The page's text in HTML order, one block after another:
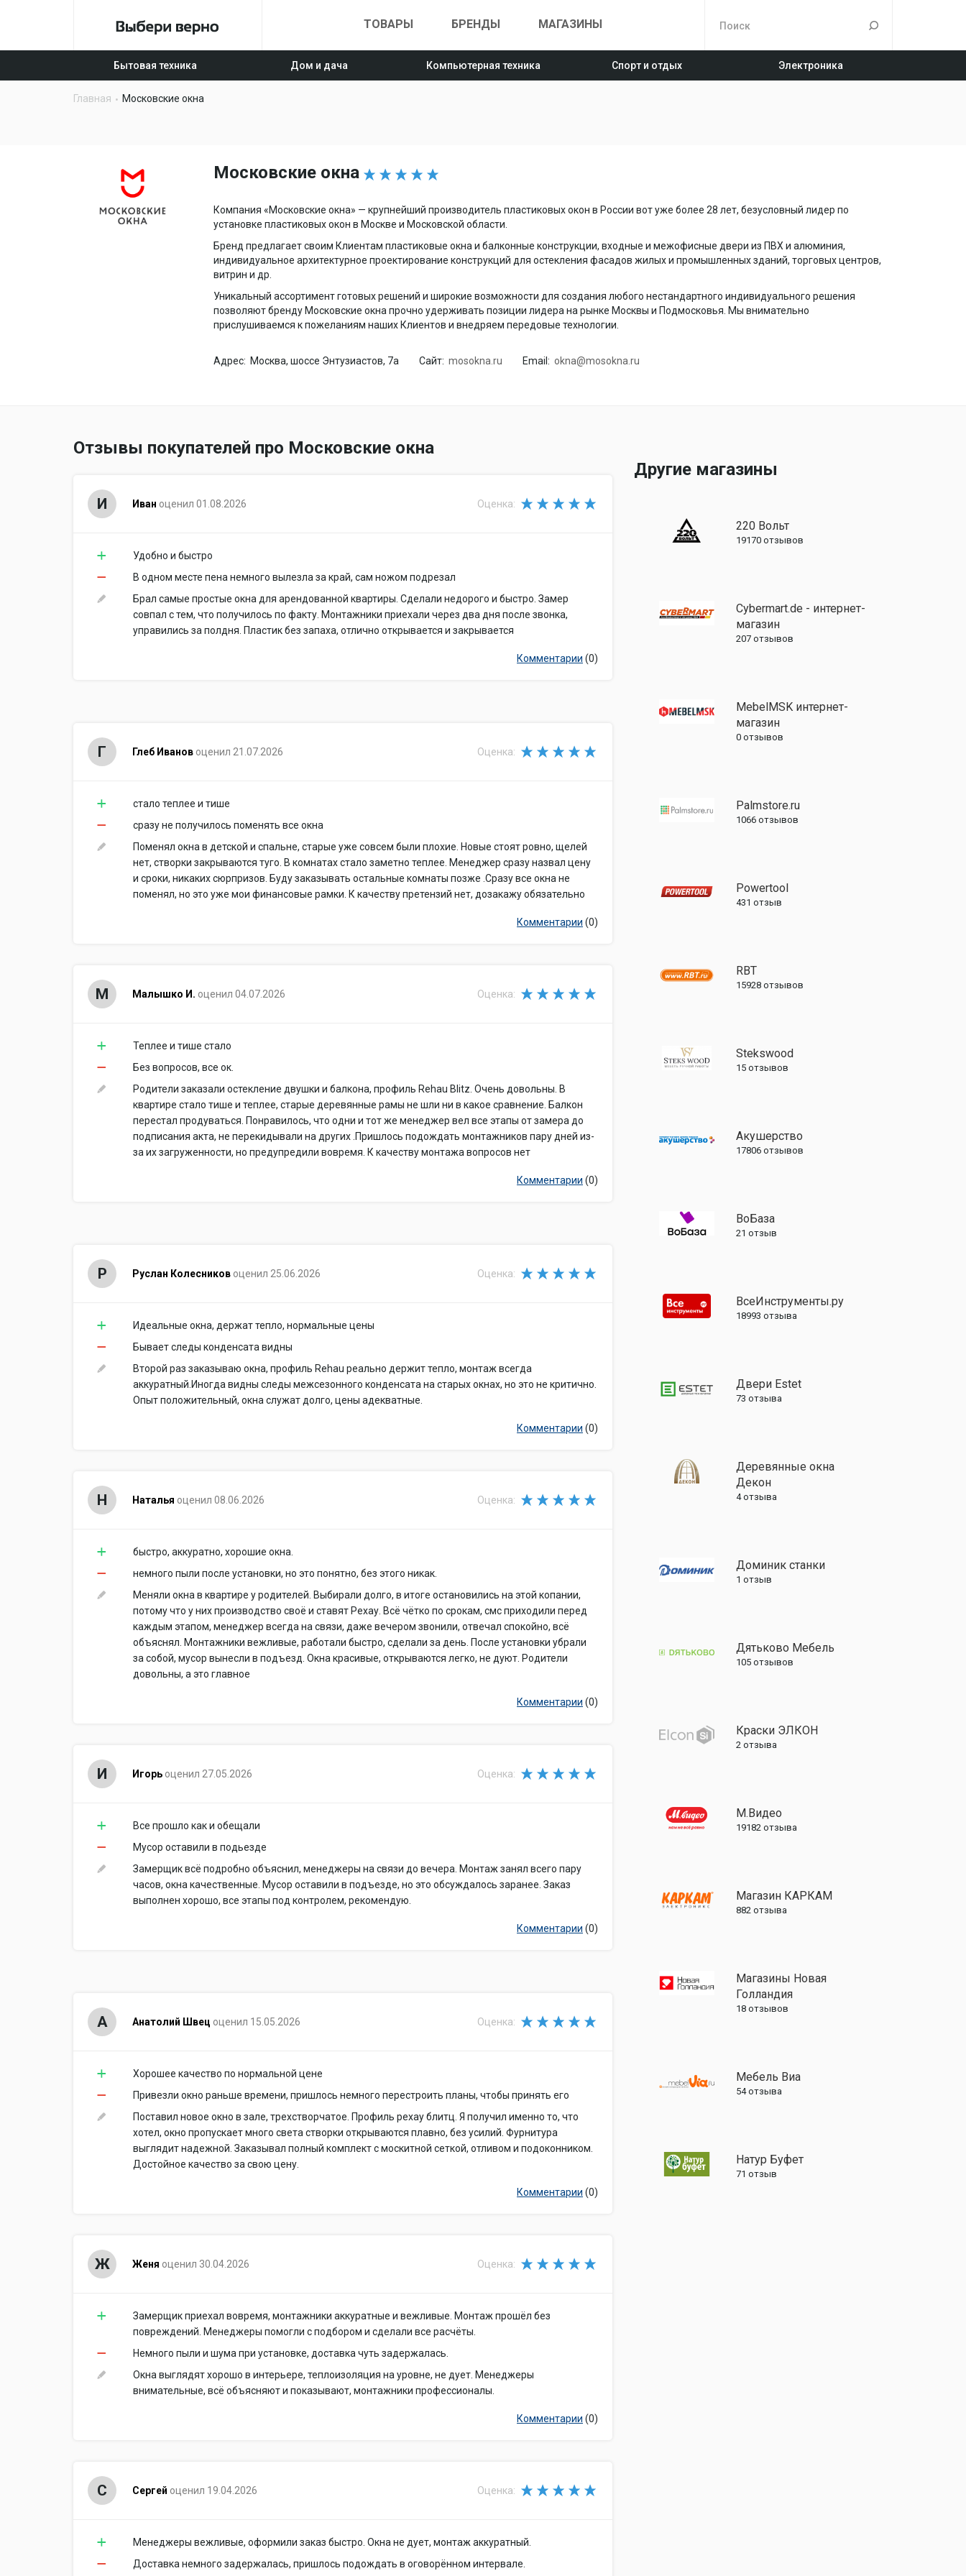
ТОВАРЫ БРЕНДЫ МАГАЗИНЫ
Бытовая техника Дом и дача Компьютерная техника Спорт и отдых Электроника
Главная Московские окна
Московские окна
Компания «Московские окна» — крупнейший производитель пластиковых окон в России вот уже более 28 лет, безусловный лидер по
установке пластиковых окон в Москве и Московской области.
Бренд предлагает своим Клиентам пластиковые окна и балконные конструкции, входные и межофисные двери из ПВХ и алюминия,
индивидуальное архитектурное проектирование конструкций для остекления фасадов жилых и промышленных зданий, торговых центров,
витрин и др.
Уникальный ассортимент готовых решений и широкие возможности для создания любого нестандартного индивидуального решения
позволяют бренду Московские окна прочно удерживать позиции лидера на рынке Москвы и Подмосковья. Мы внимательно
прислушиваемся к пожеланиям наших Клиентов и внедряем передовые технологии.
Адрес: Москва, шоссе Энтузиастов, 7а Сайт: mosokna.ru Email: okna@mosokna.ru
Отзывы покупателей про Московские окна
И Иван оценил 01.08.2026 Оценка:
Удобно и быстро
В одном месте пена немного вылезла за край, сам ножом подрезал
Брал самые простые окна для арендованной квартиры. Сделали недорого и быстро. Замер
совпал с тем, что получилось по факту. Монтажники приехали через два дня после звонка,
управились за полдня. Пластик без запаха, отлично открывается и закрывается
Комментарии (0)
Г Глеб Иванов оценил 21.07.2026 Оценка:
стало теплее и тише
сразу не получилось поменять все окна
Поменял окна в детской и спальне, старые уже совсем были плохие. Новые стоят ровно, щелей
нет, створки закрываются туго. В комнатах стало заметно теплее. Менеджер сразу назвал цену
и сроки, никаких сюрпризов. Буду заказывать остальные комнаты позже .Сразу все окна не
поменял, но это уже мои финансовые рамки. К качеству претензий нет, дозакажу обязательно
Комментарии (0)
М Малышко И. оценил 04.07.2026 Оценка:
Теплее и тише стало
Без вопросов, все ок.
Родители заказали остекление двушки и балкона, профиль Rehau Blitz. Очень довольны. В
квартире стало тише и теплее, старые деревянные рамы не шли ни в какое сравнение. Балкон
перестал продуваться. Понравилось, что одни и тот же менеджер вел все этапы от замера до
подписания акта, не перекидывали на других .Пришлось подождать монтажников пару дней из-
за их загруженности, но предупредили вовремя. К качеству монтажа вопросов нет
Комментарии (0)
Р Руслан Колесников оценил 25.06.2026 Оценка:
Идеальные окна, держат тепло, нормальные цены
Бывает следы конденсата видны
Второй раз заказываю окна, профиль Rehau реально держит тепло, монтаж всегда
аккуратный.Иногда видны следы межсезонного конденсата на старых окнах, но это не критично.
Опыт положительный, окна служат долго, цены адекватные.
Комментарии (0)
Н Наталья оценил 08.06.2026 Оценка:
​быстро, аккуратно, хорошие окна.
немного пыли после установки, но это понятно, без этого никак.
Меняли окна в квартире у родителей. Выбирали долго, в итоге остановились на этой копании,
потому что у них производство своё и ставят Рехау. Всё чётко по срокам, смс приходили перед
каждым этапом, менеджер всегда на связи, даже вечером звонили, отвечал спокойно, всё
объяснял. Монтажники вежливые, работали быстро, сделали за день. После установки убрали
за собой, мусор вынесли в подъезд. Окна красивые, открываются легко, не дуют. Родители
довольны, а это главное
Комментарии (0)
И Игорь оценил 27.05.2026 Оценка:
Все прошло как и обещали
Мусор оставили в подьезде
Замерщик всё подробно объяснил, менеджеры на связи до вечера. Монтаж занял всего пару
часов, окна качественные. Мусор оставили в подъезде, но это обсуждалось заранее. Заказ
выполнен хорошо, все этапы под контролем, рекомендую.
Комментарии (0)
А Анатолий Швец оценил 15.05.2026 Оценка:
Хорошее качество по нормальной цене
Привезли окно раньше времени, пришлось немного перестроить планы, чтобы принять его
Поставил новое окно в зале, трехстворчатое. Профиль рехау блитц. Я получил именно то, что
хотел, окно пропускает много света створки открываются плавно, без усилий. Фурнитура
выглядит надежной. Заказывал полный комплект с москитной сеткой, отливом и подоконником.
Достойное качество за свою цену.
Комментарии (0)
Ж Женя оценил 30.04.2026 Оценка:
​Замерщик приехал вовремя, монтажники аккуратные и вежливые. Монтаж прошёл без
повреждений. Менеджеры помогли с подбором и сделали все расчёты.
Немного пыли и шума при установке, доставка чуть задержалась.
Окна выглядят хорошо в интерьере, теплоизоляция на уровне, не дует. Менеджеры
внимательные, всё объясняют и показывают, монтажники профессионалы.
Комментарии (0)
С Сергей оценил 19.04.2026 Оценка:
​Менеджеры вежливые, оформили заказ быстро. Окна не дует, монтаж аккуратный.
Доставка немного задержалась, пришлось подождать в оговорённом интервале.
Другие магазины
220 Вольт
19170отзывов
Cybermart.de - интернет-
магазин
207отзывов
MebelMSK интернет-
магазин
0отзывов
Palmstore.ru
1066отзывов
Powertool
431 отзыв
RBT
15928отзывов
Stekswood
15отзывов
Акушерство
17806отзывов
ВоБаза
21 отзыв
ВсеИнструменты.ру
18993 отзыва
Двери Estet
73 отзыва
Деревянные окна
Декон
4отзыва
Доминик станки
1 отзыв
Дятьково Мебель
105отзывов
Краски ЭЛКОН
2отзыва
М.Видео
19182отзыва
Магазин КАРКАМ
882отзыва
Магазины Новая
Голландия
18отзывов
Мебель Виа
54отзыва
Натур Буфет
71 отзыв